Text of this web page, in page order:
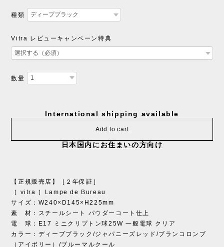
種類
Vitra レビューキャンペーン特典
数量
International shipping available
Add to cart
日本国内にお住まいの方向け
【正規販売店】［２年保証］
［ vitra ］Lampe de Bureau
サイズ：W240×D145×H225mm
素 材：スチールシート パウダーコート仕上
電 球：E17 ミニクリプトン球25W 一般電球 クリア
カラー：ディープブラック/ジャパニーズレッド/ブランコロンブ
（アイボリー）/ブルーマルクール